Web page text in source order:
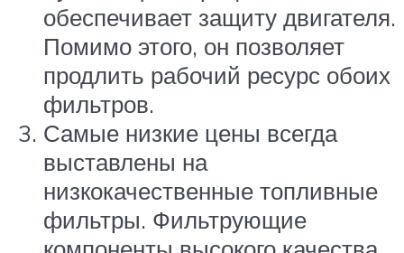
обеспечивает защиту двигателя.
Помимо этого, он позволяет
продлить рабочий ресурс обоих
фильтров.
Самые низкие цены всегда
выставлены на
низкокачественные топливные
фильтры. Фильтрующие